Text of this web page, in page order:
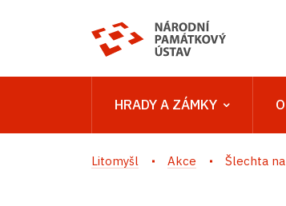
HRADY A ZÁMKY
Litomyšl Akce Šlechta